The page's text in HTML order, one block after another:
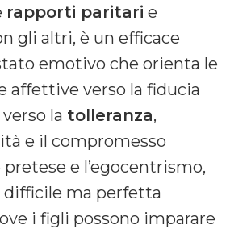
rapporti paritari e
gli altri, è un efficace
emotivo che orienta le
affettive verso la fiducia
la tolleranza,
e il compromesso
e l’egocentrismo,
difficile ma perfetta
i figli possono imparare